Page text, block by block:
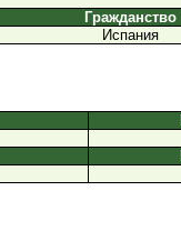
Гражданство
Испания